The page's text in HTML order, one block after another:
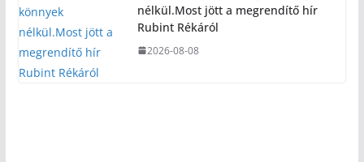
nélkül.Most jött a megrendítő hír
Rubint Rékáról
2026-08-08